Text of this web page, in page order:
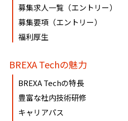
東京都千代田区丸の内1-8-3 丸の
17階
株式会社BREXA Technology
個人情報保護管理者：吉野 貴博
TEL:03-3286-4777 FAX:03-3286-
募集求人一覧（エントリー）
募集要項（エントリー）
福利厚生
BREXA Techの魅力
BREXA Techの特長
豊富な社内技術研修
キャリアパス